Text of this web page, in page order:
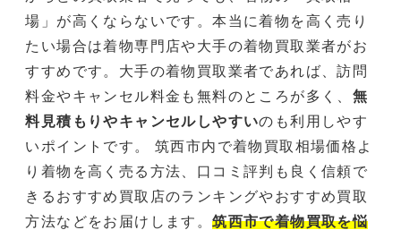
場」が高くならないです。本当に着物を高く売り
たい場合は着物専門店や大手の着物買取業者がお
すすめです。大手の着物買取業者であれば、訪問
料金やキャンセル料金も無料のところが多く、 無
料見積もりやキャンセルしやすいのも利用しやす
いポイントです。 筑西市内で着物買取相場価格よ
り着物を高く売る方法、口コミ評判も良く信頼で
きるおすすめ買取店のランキングやおすすめ買取
方法などをお届けします。筑西市で着物買取を悩